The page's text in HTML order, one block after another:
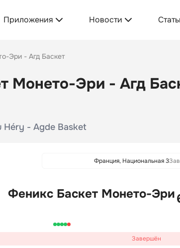
Приложения Новости
Эри - Агд Баскет
Монето-Эри - Агд
Héry - Agde Basket
Франция, Национальная 3
Феникс Баскет Монето-Эри
Завершён